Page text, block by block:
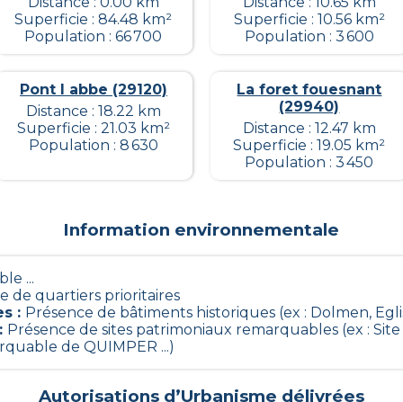
Superficie : 84.48 km²
Population : 66 700
Superficie : 10.56 km²
Population : 3 600
Pont l abbe (29120)
Distance : 18.22 km
Superficie : 21.03 km²
Population : 8 630
La foret fouesnant
(29940)
Distance : 12.47 km
Superficie : 19.05 km²
Population : 3 450
Information environnementale
...
de quartiers prioritaires
: Présence de bâtiments historiques (ex : Dolmen,
Présence de sites patrimoniaux remarquables (ex :
de QUIMPER ...)
Autorisations d’Urbanisme délivrées